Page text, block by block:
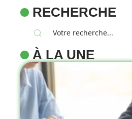
RECHERCHE
À LA UNE